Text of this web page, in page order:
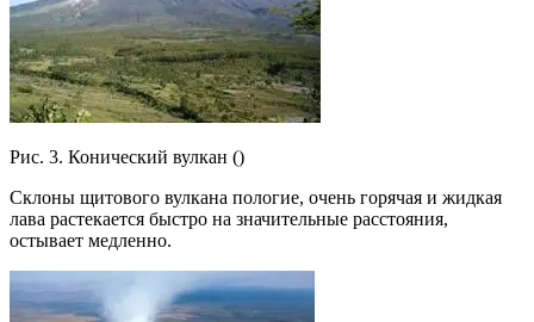
Рис. 3. Конический вулкан ()
Склоны щитового вулкана пологие, очень горячая и жидкая
лава растекается быстро на значительные расстояния,
остывает медленно.